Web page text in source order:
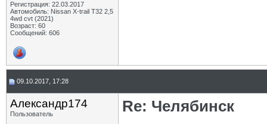
Регистрация: 22.03.2017
Автомобиль: Nissan X-trail Т32 2,5
4wd cvt (2021)
Возраст: 60
Сообщений: 606
09.10.2017, 17:28
Александр174
Пользователь
Re: Челябинск